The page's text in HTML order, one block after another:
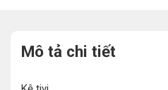
Mô tả chi tiết